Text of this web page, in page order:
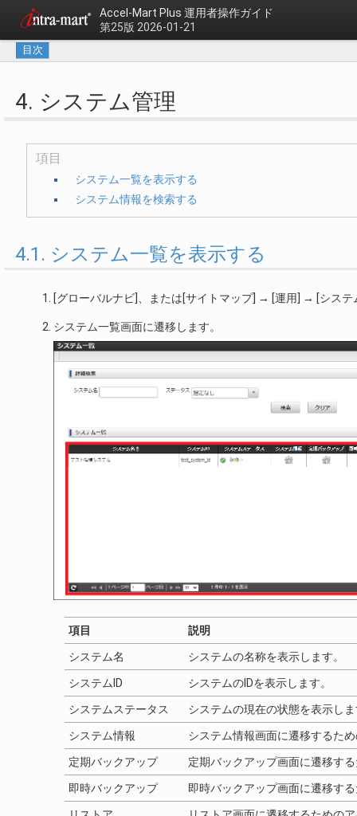
Accel-Mart Plus 運用者操作ガイド
第25版 2026-01-21
目次
4. システム管理
項目
システム一覧を表示する
システム情報を検索する
4.1. システム一覧を表示する
[グローバルナビ]、または[サイトマップ] → [運用] → [システ
システム一覧画面に遷移します。
項目 説明
システム名 システムの名称を表示します。
システムID システムのIDを表示します。
システムステータス システムの現在の状態を表示し
システム情報 システム情報画面に遷移するた
定期バックアップ 定期バックアップ画面に遷移す
即時バックアップ 即時バックアップ画面に遷移す